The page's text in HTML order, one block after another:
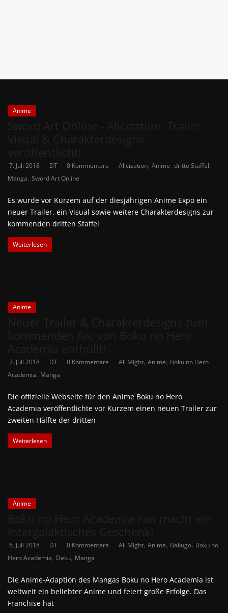
die
Anime-
News
Deutschland
Anime
7. Juli 2018 DT 0 Kommentare Alicization, Anime, dritte Staffel,
Manga, Sword Art Online
Es wurde vor Kurzem auf der diesjährigen Anime Expo ein
neuer Trailer, ein Visual sowie weitere Charakterdesigns zur
kommenden dritten Staffel
Weiterlesen
Anime
7. Juli 2018 DT 0 Kommentare All Might, Anime, Boku no Hero
Academia, Manga
Die offizielle Webseite für den Anime Boku no Hero
Academia veröffentlichte vor Kurzem einen neuen Trailer zur
zweiten Hälfte der dritten
Weiterlesen
Anime
6. Juli 2018 DT 0 Kommentare All Might, Anime, Bakugo, Boku no
Hero Academia, Deku, Manga
Die Anime-Adaption des Mangas Boku no Hero Academia ist
weltweit ein beliebter Anime und feiert große Erfolge. Das
Franchise hat